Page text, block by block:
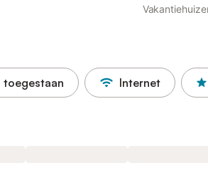
toegestaan Internet